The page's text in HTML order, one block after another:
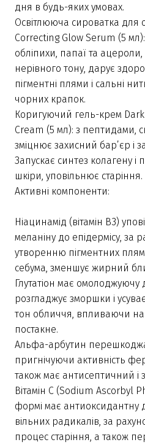
дня в будь-яких умовах.
Освітлююча сироватка для
Correcting Glow Serum (5 мл):
обліпихи, папаї та
нерівного тону, дарує
пігментні плями і сальні
чорних крапок.
Коригуючий гель-крем
Cream (5 мл): з пептидами,
зміцнює захисний бар’єр і
Запускає синтез колагену і
шкіри, уповільнює старіння.
Активні компоненти:
Ніацинамід (вітамін B3)
меланіну до епідермісу, за
утворенню пігментних
себума, зменшує жирний
Глутатіон має омолоджуючу
розгладжує зморшки і
тон обличчя, впливаючи на
постакне.
Альфа-арбутин
пригнічуючи активність
також має антисептичний і
Вітамін С (Sodium Ascorbyl
формі має антиоксидантну
вільних радикалів, за
процес старіння, а також